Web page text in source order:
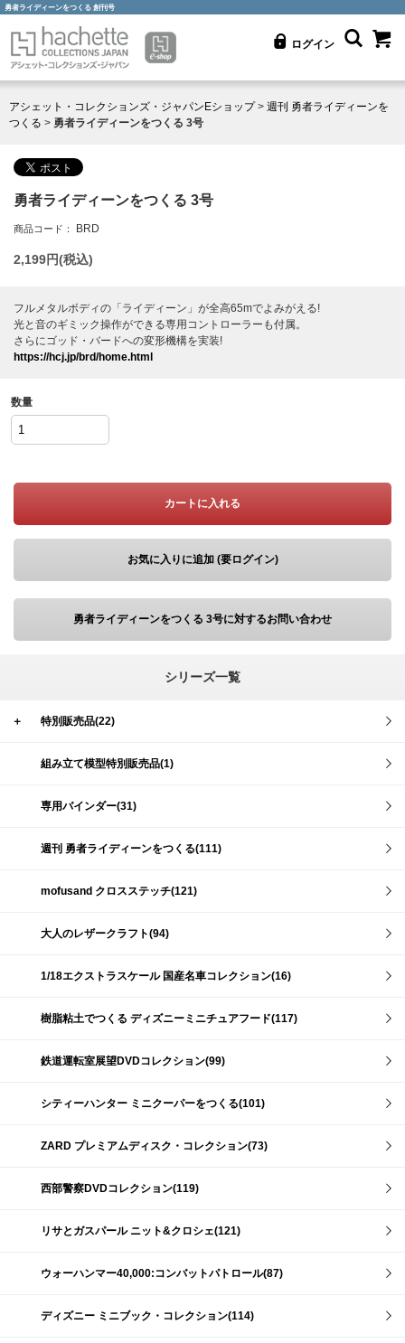
勇者ライディーンをつくる 創刊号
ログイン
アシェット・コレクションズ・ジャパンEショップ> 週刊 勇者ライディーンを
つくる > 勇者ライディーンをつくる 3号
勇者ライディーンをつくる 3号
商品コード： BRD
2,199円(税込)
フルメタルボディの「ライディーン」が全高65mでよみがえる!
光と音のギミック操作ができる専用コントローラーも付属。
さらにゴッド・バードへの変形機構を実装!
https://hcj.jp/brd/home.html
数量
カートに入れる
お気に入りに追加 (要ログイン)
勇者ライディーンをつくる 3号に対するお問い合わせ
シリーズ一覧
＋ 特別販売品(22)
組み立て模型特別販売品(1)
専用バインダー(31)
週刊 勇者ライディーンをつくる(111)
mofusand クロスステッチ(121)
大人のレザークラフト(94)
1/18エクストラスケール 国産名車コレクション(16)
樹脂粘土でつくる ディズニーミニチュアフード(117)
鉄道運転室展望DVDコレクション(99)
シティーハンター ミニクーパーをつくる(101)
ZARD プレミアムディスク・コレクション(73)
西部警察DVDコレクション(119)
リサとガスパール ニット&クロシェ(121)
ウォーハンマー40,000:コンバットパトロール(87)
ディズニー ミニブック・コレクション(114)